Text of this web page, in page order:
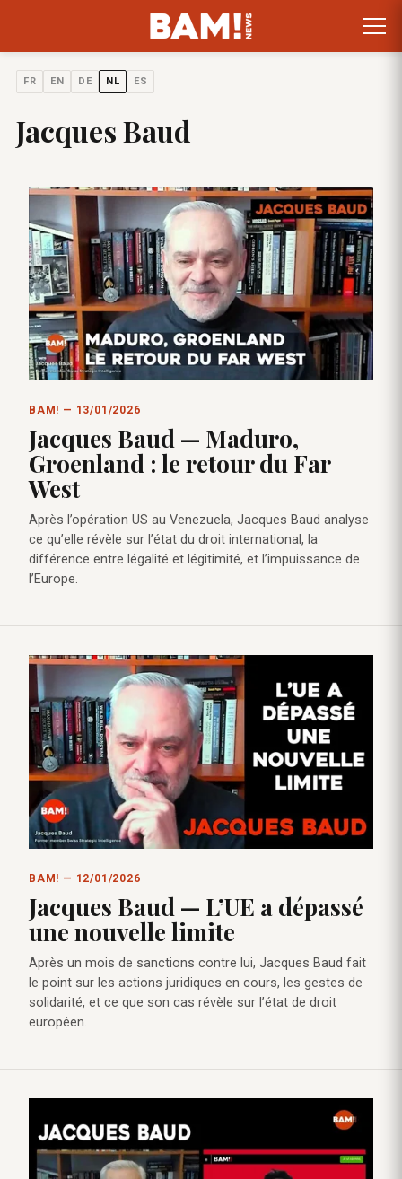
FR EN DE NL ES
Jacques Baud
BAM! — 13/01/2026
Jacques Baud — Maduro,
Groenland : le retour du Far
West
Après l’opération US au Venezuela, Jacques Baud analyse
ce qu’elle révèle sur l’état du droit international, la
différence entre légalité et légitimité, et l’impuissance de
l’Europe.
BAM! — 12/01/2026
Jacques Baud — L’UE a dépassé
une nouvelle limite
Après un mois de sanctions contre lui, Jacques Baud fait
le point sur les actions juridiques en cours, les gestes de
solidarité, et ce que son cas révèle sur l’état de droit
européen.